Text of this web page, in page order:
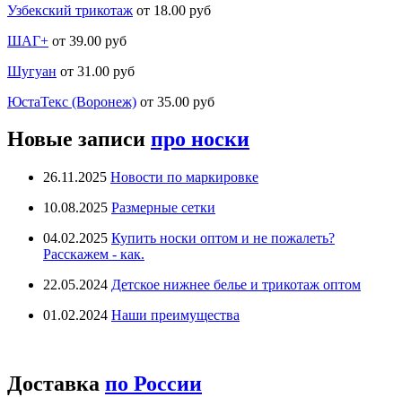
Узбекский трикотаж от 18.00 руб
ШАГ+ от 39.00 руб
Шугуан от 31.00 руб
ЮстаТекс (Воронеж) от 35.00 руб
Новые записи про носки
26.11.2025 Новости по маркировке
10.08.2025 Размерные сетки
04.02.2025 Купить носки оптом и не пожалеть?
Расскажем - как.
22.05.2024 Детское нижнее белье и трикотаж оптом
01.02.2024 Наши преимущества
Доставка по России